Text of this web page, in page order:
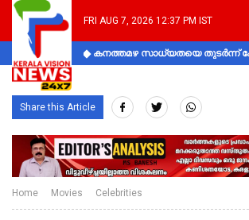
FRI AUG 7, 2026 12:37 PM IST
കനത്തമഴ സാധ്യതയെ തുടർന്ന്
Share this Article
Home Movies Celebrities